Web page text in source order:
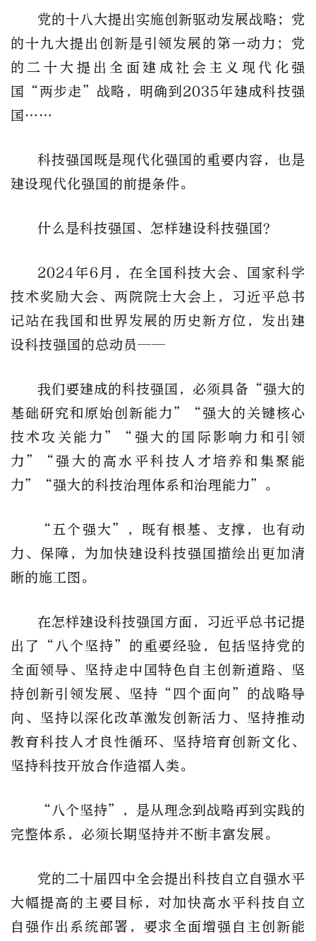
党的十八大提出实施创新驱动发展战略；党
的十九大提出创新是引领发展的第一动力；党
的二十大提出全面建成社会主义现代化强
国“两步走”战略，明确到2035年建成科技强
国……
科技强国既是现代化强国的重要内容，也是
建设现代化强国的前提条件。
什么是科技强国、怎样建设科技强国？
2024年6月，在全国科技大会、国家科学
技术奖励大会、两院院士大会上，习近平总书
记站在我国和世界发展的历史新方位，发出建
设科技强国的总动员——
我们要建成的科技强国，必须具备“强大的
基础研究和原始创新能力”“强大的关键核心
技术攻关能力”“强大的国际影响力和引领
力”“强大的高水平科技人才培养和集聚能
力”“强大的科技治理体系和治理能力”。
“五个强大”，既有根基、支撑，也有动
力、保障，为加快建设科技强国描绘出更加清
晰的施工图。
在怎样建设科技强国方面，习近平总书记提
出了“八个坚持”的重要经验，包括坚持党的
全面领导、坚持走中国特色自主创新道路、坚
持创新引领发展、坚持“四个面向”的战略导
向、坚持以深化改革激发创新活力、坚持推动
教育科技人才良性循环、坚持培育创新文化、
坚持科技开放合作造福人类。
“八个坚持”，是从理念到战略再到实践的
完整体系，必须长期坚持并不断丰富发展。
党的二十届四中全会提出科技自立自强水平
大幅提高的主要目标，对加快高水平科技自立
自强作出系统部署，要求全面增强自主创新能